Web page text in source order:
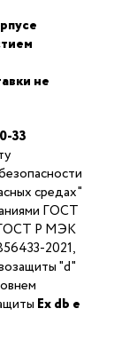
не
33
средах"
ГОСТ
ГОСТ Р МЭК
2021,
"d"
Ехdb е